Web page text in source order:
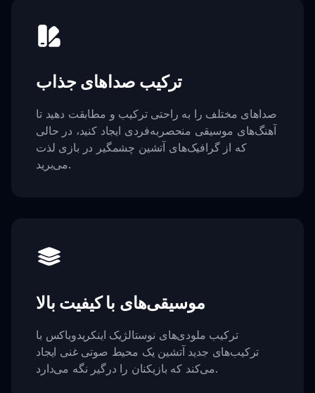
ترکیب صداهای جذاب
صداهای مختلف را به راحتی ترکیب و مطابقت دهید تا
آهنگ‌های موسیقی منحصربه‌فردی ایجاد کنید، در حالی
که از گرافیک‌های آتشین چشمگیر در بازی لذت
می‌برید.
موسیقی‌های با کیفیت بالا
ترکیب ملودی‌های نوستالژیک اینکریدوباکس با
ترکیب‌های جدید آتشین یک محیط صوتی غنی ایجاد
می‌کند که بازیکنان را درگیر نگه می‌دارد.